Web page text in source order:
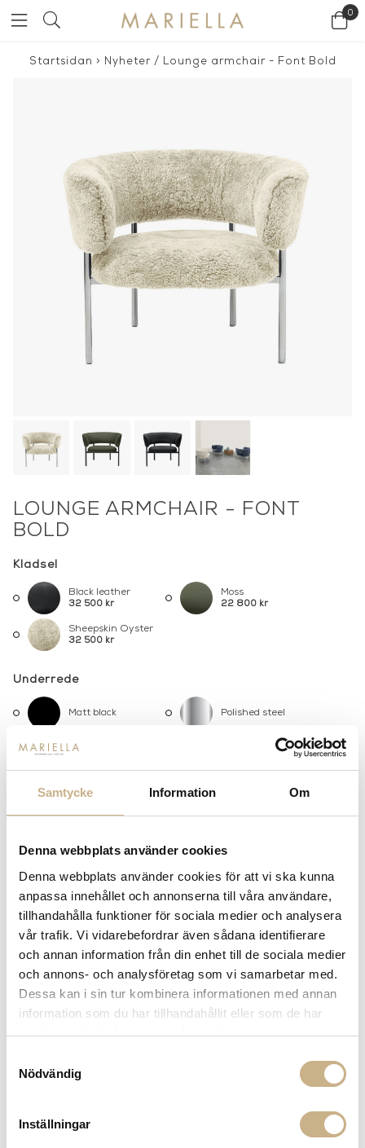
Samtycke Information Om
Denna webbplats använder cookies
Denna webbplats använder cookies för att vi ska kunna
anpassa innehållet och annonserna till våra användare,
tillhandahålla funktioner för sociala medier och analysera
vår trafik. Vi vidarebefordrar även sådana identifierare
och annan information från din enhet till de sociala medier
och annons- och analysföretag som vi samarbetar med.
Dessa kan i sin tur kombinera informationen med annan
information som du har tillhandahållit eller som de har
samlat in när du har använt deras tjänster.
Nödvändig
Inställningar
0
Startsidan > Nyheter/ Lounge armchair - Font Bold
LOUNGE ARMCHAIR - FONT
BOLD
Klädsel
Black leather
32 500 kr
Moss
22 800 kr
Sheepskin Oyster
32 500 kr
Underrede
Matt black Polished steel
+
- LÄGG I VARUKORG
Leverans inom 3-5 arbetsdagar på lagervaror
nyhetsbrev
Fri frakt på mindra varor vid köp över 1000:-
900:- i frakt vid köp av större möbler
Hämta i butik
FRÅGA OSS OM PRODUKTEN
SPECIFIKATIONER